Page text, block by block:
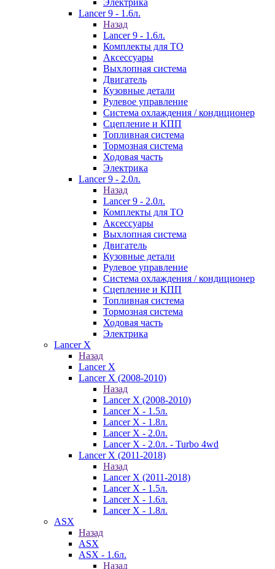
Электрика
Lancer 9 - 1.6л.
Назад
Lancer 9 - 1.6л.
Комплекты для ТО
Аксессуары
Выхлопная система
Двигатель
Кузовные детали
Рулевое управление
Система охлаждения / кондиционер
Сцепление и КПП
Топливная система
Тормозная система
Ходовая часть
Электрика
Lancer 9 - 2.0л.
Назад
Lancer 9 - 2.0л.
Комплекты для ТО
Аксессуары
Выхлопная система
Двигатель
Кузовные детали
Рулевое управление
Система охлаждения / кондиционер
Сцепление и КПП
Топливная система
Тормозная система
Ходовая часть
Электрика
Lancer X
Назад
Lancer X
Lancer X (2008-2010)
Назад
Lancer X (2008-2010)
Lancer X - 1.5л.
Lancer X - 1.8л.
Lancer X - 2.0л.
Lancer X - 2.0л. - Turbo 4wd
Lancer X (2011-2018)
Назад
Lancer X (2011-2018)
Lancer X - 1.5л.
Lancer X - 1.6л.
Lancer X - 1.8л.
ASX
Назад
ASX
ASX - 1.6л.
Назад